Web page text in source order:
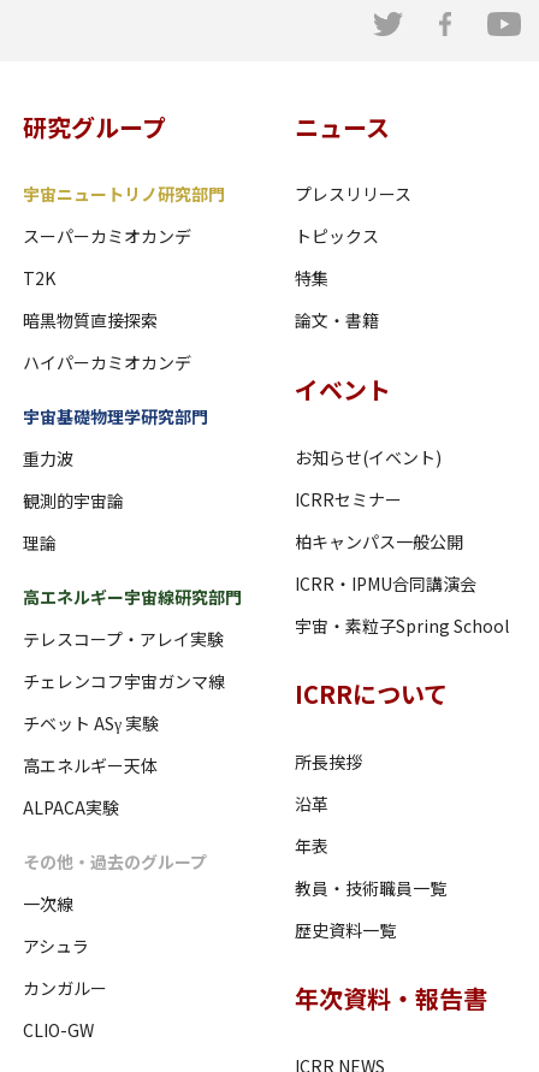
研究グループ
宇宙ニュートリノ研究部門
スーパーカミオカンデ
T2K
暗黒物質直接探索
ハイパーカミオカンデ
宇宙基礎物理学研究部門
重力波
観測的宇宙論
理論
高エネルギー宇宙線研究部門
テレスコープ・アレイ実験
チェレンコフ宇宙ガンマ線
チベット ASγ 実験
高エネルギー天体
ALPACA実験
その他・過去のグループ
一次線
アシュラ
カンガルー
CLIO-GW
ニュース
プレスリリース
トピックス
特集
論文・書籍
イベント
お知らせ(イベント)
ICRRセミナー
柏キャンパス一般公開
ICRR・IPMU合同講演会
宇宙・素粒子Spring School
ICRRについて
所長挨拶
沿革
年表
教員・技術職員一覧
歴史資料一覧
年次資料・報告書
ICRR NEWS